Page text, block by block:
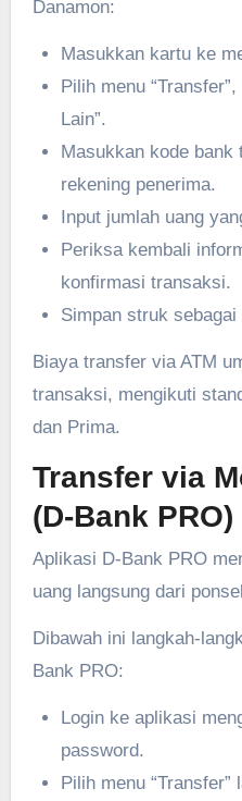
Danamon:
Masukkan kartu ke
Pilih menu
Lain”.
Masukkan kode bank
rekening penerima.
Input jumlah uang
Periksa kembali
konfirmasi transaksi.
Simpan struk
Biaya transfer via ATM
transaksi, mengikuti
dan Prima.
Transfer via
(D-Bank PRO)
Aplikasi D-Bank PRO
uang langsung dari
Dibawah ini langkah-
Bank PRO:
Login ke aplikasi
password.
Pilih menu “Transfer”